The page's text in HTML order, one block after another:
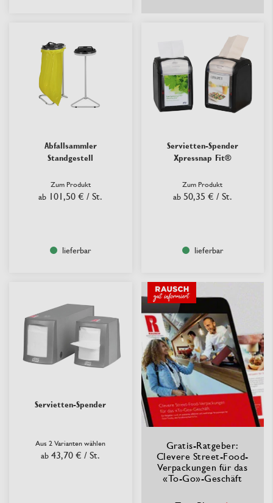
Abfallsammler
Standgestell
Zum Produkt
ab 101,50 € / St.
lieferbar
Servietten-Spender
Xpressnap Fit®
Zum Produkt
ab 50,35 € / St.
lieferbar
Servietten-Spender
Aus 2 Varianten wählen
ab 43,70 € / St.
Gratis-Ratgeber:
Clevere Street-Food-
Verpackungen für das
«To-Go»-Geschäft